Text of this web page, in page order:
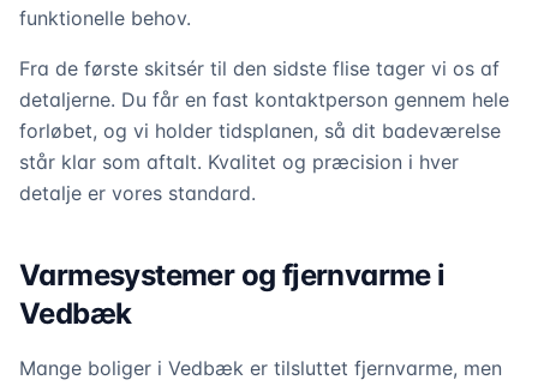
funktionelle behov.
Fra de første skitsér til den sidste flise tager vi os af
detaljerne. Du får en fast kontaktperson gennem hele
forløbet, og vi holder tidsplanen, så dit badeværelse
står klar som aftalt. Kvalitet og præcision i hver
detalje er vores standard.
Varmesystemer og fjernvarme i
Vedbæk
Mange boliger i Vedbæk er tilsluttet fjernvarme, men